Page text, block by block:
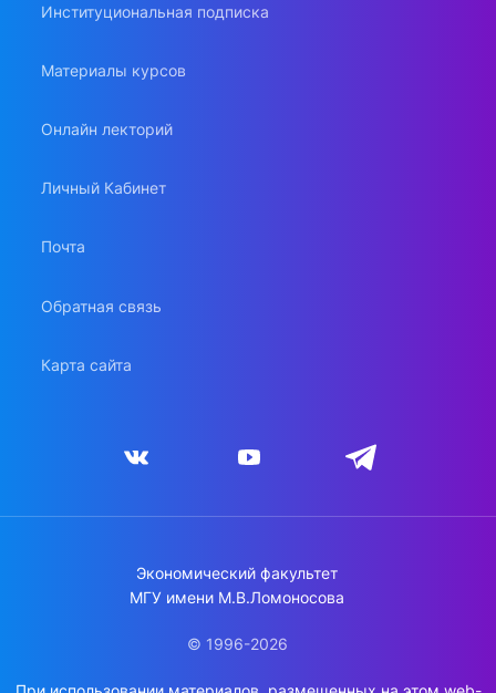
Институциональная подписка
Материалы курсов
Онлайн лекторий
Личный Кабинет
Почта
Обратная связь
Карта сайта
Экономический факультет
МГУ имени М.В.Ломоносова
© 1996-2026